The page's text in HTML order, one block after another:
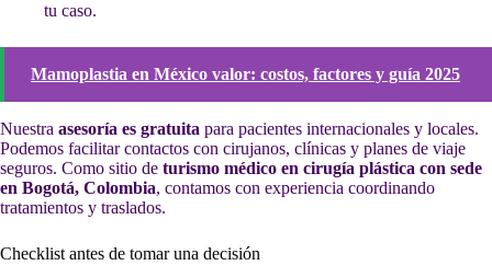
tu caso.
Mamoplastia en México valor: costos, factores y guía 2025
Nuestra asesoría es gratuita para pacientes internacionales y locales.
Podemos facilitar contactos con cirujanos, clínicas y planes de viaje
seguros. Como sitio de turismo médico en cirugía plástica con sede
en Bogotá, Colombia, contamos con experiencia coordinando
tratamientos y traslados.
Checklist antes de tomar una decisión